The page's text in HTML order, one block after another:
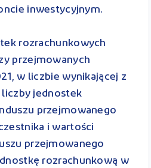
inwestycyjnym.
rozrachunkowych
przejmowanych
w liczbie wynikającej z
jednostek
przejmowanego
i wartości
przejmowanego
rozrachunkową w